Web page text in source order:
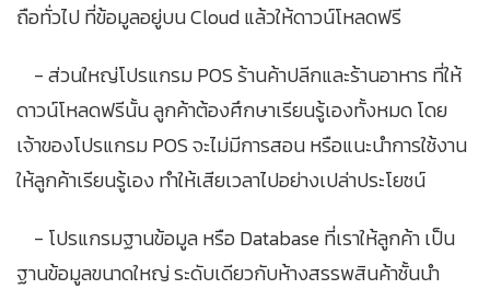
ถือทั่วไป ที่ข้อมูลอยู่บน Cloud แล้วให้ดาวน์โหลดฟรี
- ส่วนใหญ่โปรแกรม POS ร้านค้าปลีกและร้านอาหาร ที่ให้
ดาวน์โหลดฟรีนั้น ลูกค้าต้องศึกษาเรียนรู้เองทั้งหมด โดย
เจ้าของโปรแกรม POS จะไม่มีการสอน หรือแนะนำการใช้งาน
ให้ลูกค้าเรียนรู้เอง ทำให้เสียเวลาไปอย่างเปล่าประโยชน์
- โปรแกรมฐานข้อมูล หรือ Database ที่เราให้ลูกค้า เป็น
ฐานข้อมูลขนาดใหญ่ ระดับเดียวกับห้างสรรพสินค้าชั้นนำ